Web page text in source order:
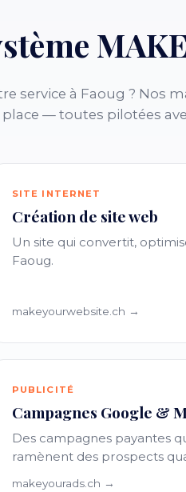
service à Faoug ? Nos
place — toutes pilotées
SITE INTERNET
Création de site web
Un site qui convertit,
Faoug.
makeyourwebsite.ch →
PUBLICITÉ
Campagnes Google &
Des campagnes payantes
ramènent des prospects
makeyourads.ch →